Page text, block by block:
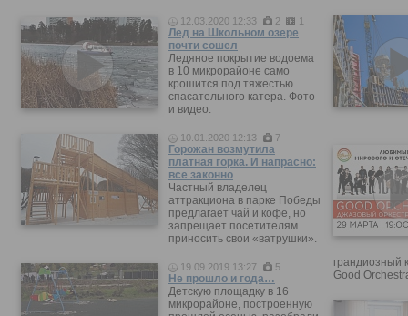
12.03.2020 12:33 2 1
Лед на Школьном озере
почти сошел
Ледяное покрытие водоема
в 10 микрорайоне само
крошится под тяжестью
спасательного катера. Фото
и видео.
10.01.2020 12:13 7
Горожан возмутила
платная горка. И напрасно:
все законно
Частный владелец
аттракциона в парке Победы
предлагает чай и кофе, но
запрещает посетителям
приносить свои «ватрушки».
19.09.2019 13:27 5
Не прошло и года…
Детскую площадку в 16
микрорайоне, построенную
грандиозный
Good